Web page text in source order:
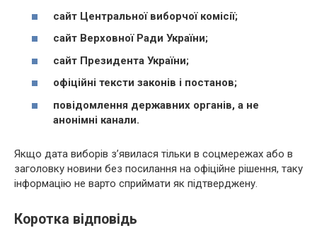
сайт Центральної виборчої комісії;
сайт Верховної Ради України;
сайт Президента України;
офіційні тексти законів і постанов;
повідомлення державних органів, а не
анонімні канали.
Якщо дата виборів з’явилася тільки в соцмережах або в
заголовку новини без посилання на офіційне рішення, таку
інформацію не варто сприймати як підтверджену.
Коротка відповідь